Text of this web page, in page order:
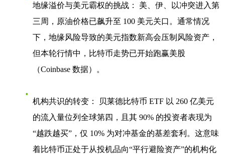
地缘溢价与美元霸权的挑战：
美、伊、以冲突进入第
三周，原油价格已飙升至 100 美元关口。通常情况
下，地缘风险导致的美元指数新高会压制风险资产，
但本轮行情中，比特币走势已开始跑赢美股
（Coinbase 数据）。
机构共识的转变：
贝莱德比特币 ETF 以 260 亿美元
的流入量位列全球第四，且其 90% 的投资者表现为
“越跌越买” ，仅 10% 为对冲基金的基差套利。这意味
着比特币正处于从投机品向“平行避险资产”的机构化